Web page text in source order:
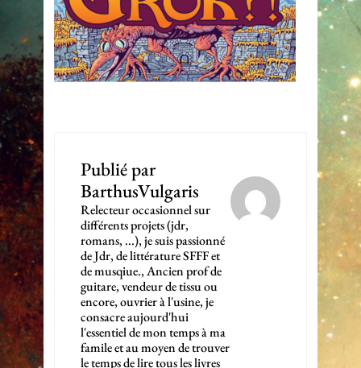
Publié par
BarthusVulgaris
Relecteur occasionnel sur
différents projets (jdr,
romans, ...), je suis passionné
de Jdr, de littérature SFFF et
de musqiue., Ancien prof de
guitare, vendeur de tissu ou
encore, ouvrier à l'usine, je
consacre aujourd'hui
l'essentiel de mon temps à ma
famile et au moyen de trouver
le temps de lire tous les livres